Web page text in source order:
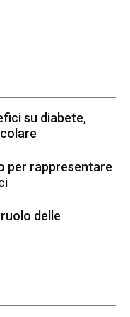
su diabete,
per rappresentare
delle